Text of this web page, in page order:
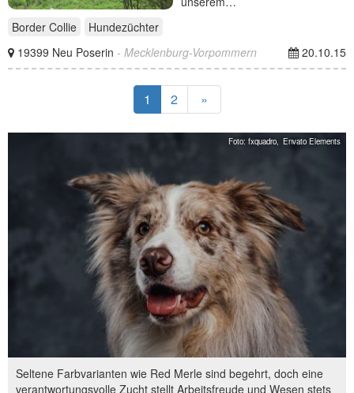
Border Collie
Hundezüchter
19399 Neu Poserin - Mecklenburg-Vorpommern 20.10.15
1 2 »
Seltene Farbvarianten wie Red Merle sind begehrt, doch eine
verantwortungsvolle Zucht stellt Arbeitsfreude und Wesen stets
Foto: fxquadro, Envato Elements